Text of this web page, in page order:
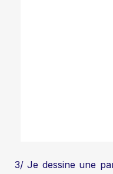
3/ Je dessine une